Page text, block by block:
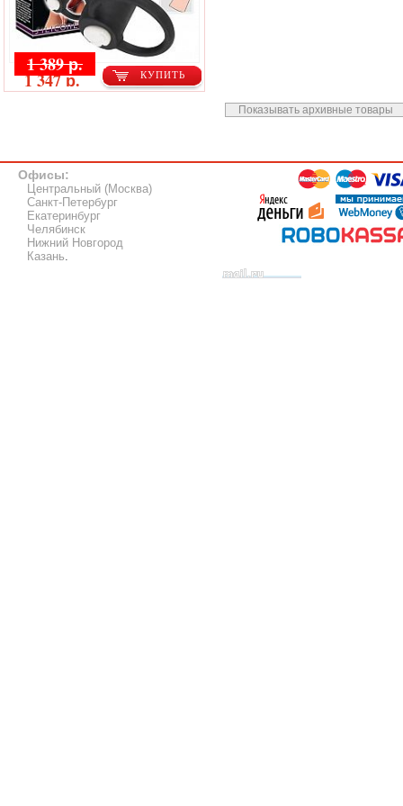
КУПИТЬ
1 389 р.
1 347 р.
Показывать архивные товары
Офисы:
Центральный (Москва)
Санкт-Петербург
Екатеринбург
Челябинск
Нижний Новгород
Казань.